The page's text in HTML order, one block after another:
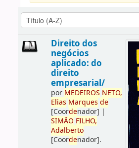
Direito dos
negócios
aplicado: do
direito
empresarial/
por MEDEIROS NETO,
Elias Marques de
[Coordenador] |
SIMÃO FILHO,
Adalberto
[Coordenador].